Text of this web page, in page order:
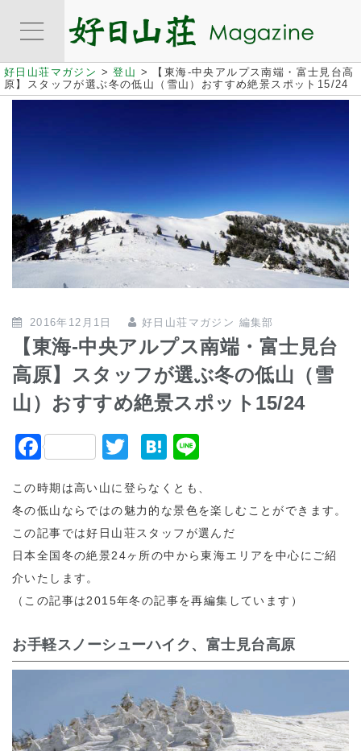
好日山荘マガジン >登山 >
【東海-中央アルプス南端・富士見台高
原】スタッフが選ぶ冬の低山（雪山）おすすめ絶景スポット15/24
2016年12月1日 好日山荘マガジン 編集部
【東海-中央アルプス南端・富士見台
高原】スタッフが選ぶ冬の低山（雪
山）おすすめ絶景スポット15/24
F
c
e
b
o
o
itt
er
H
e
n
a
e
この時期は高い山に登らなくとも、
冬の低山ならではの魅力的な景色を楽しむことができます。
この記事では好日山荘スタッフが選んだ
日本全国冬の絶景24ヶ所の中から東海エリアを中心にご紹
介いたします。
（この記事は2015年冬の記事を再編集しています）
お手軽スノーシューハイク、富士見台高原